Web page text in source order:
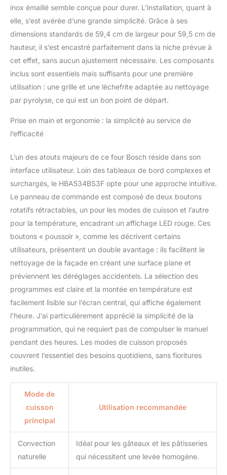
permettant de passer à
table plus vite. Simplifiez
profitez de repas
délicieux sans attendre
grâce à notre four Bosch.
Avec une puissance de
chauffe de 2200 W, notre
four offre une cuisson
homogène sur trois
HotAir 3D répartit la
permettant de cuire trois
plats différents en même
saveurs. Avec un volume
de 71 L, un réglage de
température de 50 °C à
275 °C, ainsi que des
dimensions
56,8cm x 58,5cm-
59,5cm x 55cm) de notre
four offre une capacité et
une flexibilité
exceptionnelles.
inox émaillé semble conçue pour durer. L’installation, quant à
elle, s’est avérée d’une grande simplicité. Grâce à ses
dimensions standards de 59,4 cm de largeur pour 59,5 cm de
hauteur, il s’est encastré parfaitement dans la niche prévue à
cet effet, sans aucun ajustement nécessaire. Les composants
inclus sont essentiels mais suffisants pour une première
utilisation : une grille et une lèchefrite adaptée au nettoyage
par pyrolyse, ce qui est un bon point de départ.
Prise en main et ergonomie : la simplicité au service de
l’efficacité
L’un des atouts majeurs de ce four Bosch réside dans son
interface utilisateur. Loin des tableaux de bord complexes et
surchargés, le HBA534BS3F opte pour une approche intuitive.
Le panneau de commande est composé de deux boutons
rotatifs rétractables, un pour les modes de cuisson et l’autre
pour la température, encadrant un affichage LED rouge. Ces
boutons « poussoir », comme les décrivent certains
utilisateurs, présentent un double avantage : ils facilitent le
nettoyage de la façade en créant une surface plane et
préviennent les déréglages accidentels. La sélection des
programmes est claire et la montée en température est
facilement lisible sur l’écran central, qui affiche également
l’heure. J’ai particulièrement apprécié la simplicité de la
programmation, qui ne requiert pas de compulser le manuel
pendant des heures. Les modes de cuisson proposés
couvrent l’essentiel des besoins quotidiens, sans fioritures
inutiles.
Mode de
cuisson
principal
Utilisation recommandée
Convection
naturelle
Idéal pour les gâteaux et les pâtisseries
qui nécessitent une levée homogène.